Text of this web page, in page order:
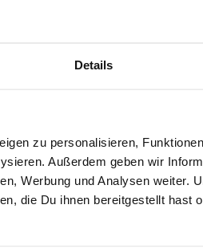
Details
zu personalisieren,
Außerdem geben wir
Werbung und Analysen weiter.
die Du ihnen bereitgestellt hast